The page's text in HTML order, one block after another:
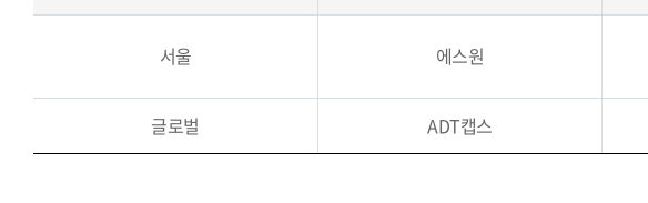
서울 에스원
글로벌 ADT캡스